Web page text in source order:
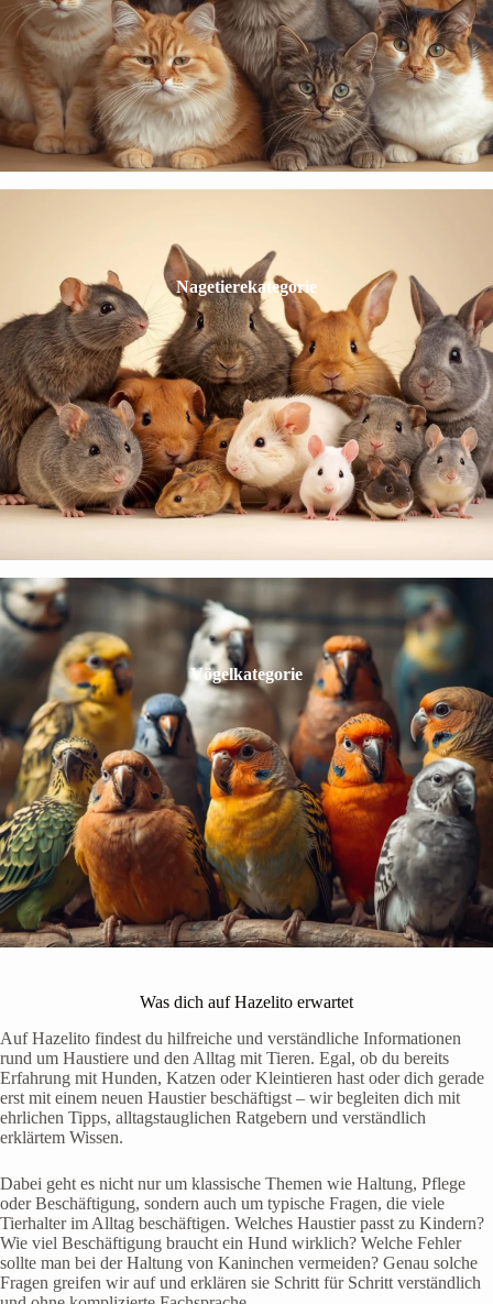
Nagetierekategorie
Vögelkategorie
Was dich auf Hazelito erwartet
Auf Hazelito findest du hilfreiche und verständliche Informationen
rund um Haustiere und den Alltag mit Tieren. Egal, ob du bereits
Erfahrung mit Hunden, Katzen oder Kleintieren hast oder dich gerade
erst mit einem neuen Haustier beschäftigst – wir begleiten dich mit
ehrlichen Tipps, alltagstauglichen Ratgebern und verständlich
erklärtem Wissen.
Dabei geht es nicht nur um klassische Themen wie Haltung, Pflege
oder Beschäftigung, sondern auch um typische Fragen, die viele
Tierhalter im Alltag beschäftigen. Welches Haustier passt zu Kindern?
Wie viel Beschäftigung braucht ein Hund wirklich? Welche Fehler
sollte man bei der Haltung von Kaninchen vermeiden? Genau solche
Fragen greifen wir auf und erklären sie Schritt für Schritt verständlich